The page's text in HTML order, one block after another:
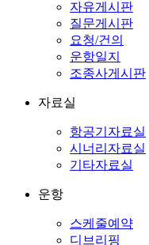
자유게시판
질문게시판
요청/건의
운항일지
조종사게시판
자료실
항공기자료실
시너리자료실
기타자료실
운항
스케줄예약
디브리핑